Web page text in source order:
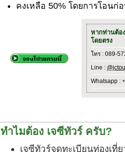
คงเหลือ 50% โดยการโอนก่
หากท่านต้อ
โดยตรง
โทร : 089-
Line :
Whatsapp :
ทำไมต้อง เจซีทัวร์ ครับ?
เจซีทัวร์จดทะเบียนท่องเที่